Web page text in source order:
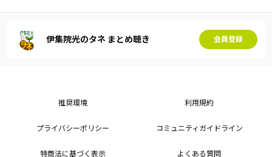
伊集院光のタネ まとめ聴き 会員登録
推奨環境 利用規約
プライバシーポリシー コミュニティガイドライン
特商法に基づく表示 よくある質問